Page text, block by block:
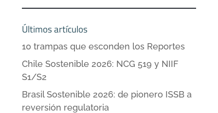
Últimos artículos
10 trampas que esconden los Reportes
Chile Sostenible 2026: NCG 519 y NIIF
S1/S2
Brasil Sostenible 2026: de pionero ISSB a
reversión regulatoria